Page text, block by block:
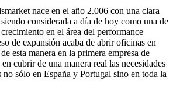
nace en el año 2.006 con una clara
considerada a día de hoy como una de
en el área del performance
de expansión acaba de abrir oficinas en
esta manera en la primera empresa de
cubrir de una manera real las necesidades
no sólo en España y Portugal sino en toda la